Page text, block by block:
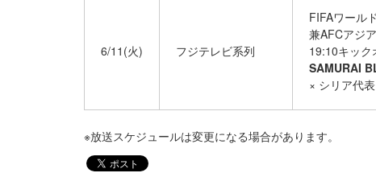
6/11(火) フジテレビ系列
FIFAワール
兼AFCアジ
19:10キック
SAMURAI
× シリア代表
※放送スケジュールは変更になる場合があります。